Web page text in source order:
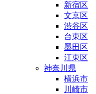
新宿区
文京区
渋谷区
台東区
墨田区
江東区
神奈川県
横浜市
川崎市